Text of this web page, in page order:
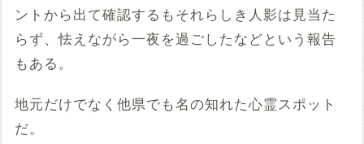
ントから出て確認するもそれらしき人影は見当た
らず、怯えながら一夜を過ごしたなどという報告
もある。
地元だけでなく他県でも名の知れた心霊スポット
だ。